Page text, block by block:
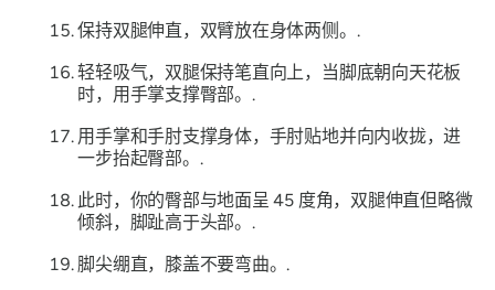
保持双腿伸直，双臂放在身体两侧。.
轻轻吸气，双腿保持笔直向上，当脚底朝向天花板
时，用手掌支撑臀部。.
用手掌和手肘支撑身体，手肘贴地并向内收拢，进
一步抬起臀部。.
此时，你的臀部与地面呈 45 度角，双腿伸直但略微
倾斜，脚趾高于头部。.
脚尖绷直，膝盖不要弯曲。.